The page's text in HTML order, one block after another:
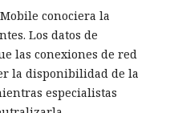
conociera la
Los datos de
las conexiones de red
la disponibilidad de la
especialistas